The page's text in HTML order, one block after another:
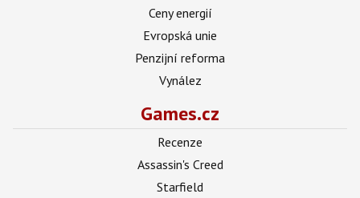
Ceny energií
Evropská unie
Penzijní reforma
Vynález
Games.cz
Recenze
Assassin's Creed
Starfield